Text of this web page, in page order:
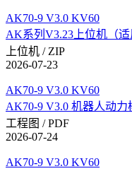
AK70-9 V3.0 KV60
AK系列V3.23上位机（
上位机 / ZIP
2026-07-23
AK70-9 V3.0 KV60
AK70-9 V3.0 机器人动力
工程图 / PDF
2026-07-24
AK70-9 V3.0 KV60